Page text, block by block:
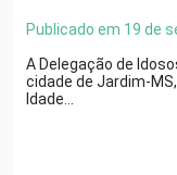
Publicado em 19 de
A Delegação de
cidade de Jardim-
Idade…